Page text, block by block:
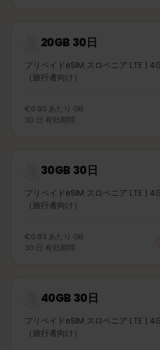
20GB 30日
プリペイドeSIM スロベニア LTE |
（旅行者向け）
€0.90 あたり GB
30 日 有効期間
30GB 30日
プリペイドeSIM スロベニア LTE |
（旅行者向け）
€0.83 あたり GB
30 日 有効期間
40GB 30日
プリペイドeSIM スロベニア LTE |
（旅行者向け）